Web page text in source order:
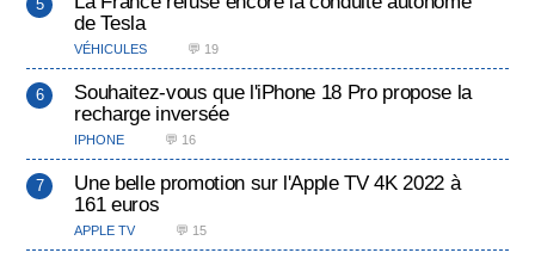
de Tesla
VÉHICULES 💬 19
Souhaitez-vous que l'iPhone 18 Pro propose la
recharge inversée
IPHONE 💬 16
Une belle promotion sur l'Apple TV 4K 2022 à
161 euros
APPLE TV 💬 15